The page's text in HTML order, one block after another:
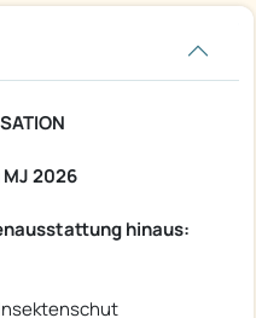
2026
hinaus: